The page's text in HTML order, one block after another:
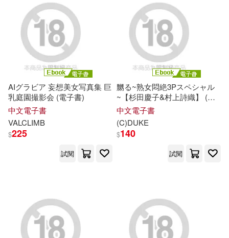
千葉侑生(32) バルタン(31)
伍美珍(31) 本書編寫組(31)
本書編寫組編(31)
佐野未央子(30) 柳実冬貴(30)
深田結梨(30) 齊藤洋(30)
（美）弗朗西絲·霍奇森·伯內特(30)
現代出版社(116)
聯經出版公司(116)
接力出版社(114)
內政部國家公園署(109)
廣西師範大學出版社(109)
浙江大學出版社(108)
首都師範大學出版社(105)
AIグラビア 妄想美女写真集 巨
乳庭園撮影会 (電子書)
中文電子書
VALCLIMB
$225
試閱
嬲る~熟女悶絶3Pスペシャル
~【杉田慶子&村上詩織】 (電
子書)
中文電子書
(C)DUKE
$140
試閱